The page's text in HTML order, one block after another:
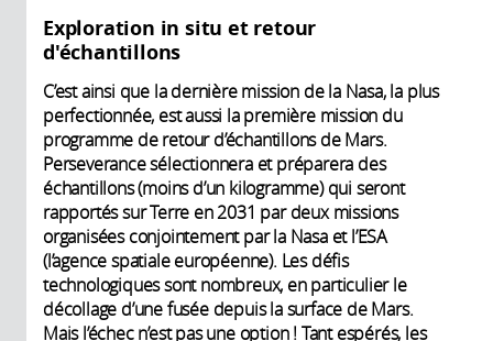
Exploration in situ et retour
d'échantillons
C’est ainsi que la dernière mission de la Nasa, la plus
perfectionnée, est aussi la première mission du
programme de retour d’échantillons de Mars.
Perseverance sélectionnera et préparera des
échantillons (moins d’un kilogramme) qui seront
rapportés sur Terre en 2031 par deux missions
organisées conjointement par la Nasa et l’ESA
(l’agence spatiale européenne). Les défis
technologiques sont nombreux, en particulier le
décollage d’une fusée depuis la surface de Mars.
Mais l’échec n’est pas une option ! Tant espérés, les